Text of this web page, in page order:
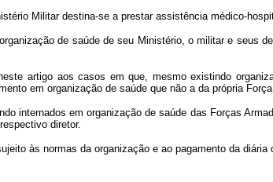
Militar destina-se a prestar assistência médico-
de saúde de seu Ministério, o militar e seus
aos casos em que, mesmo existindo
em organização de saúde que não a da própria
internados em organização de saúde das Forças
diretor.
às normas da organização e ao pagamento da diária